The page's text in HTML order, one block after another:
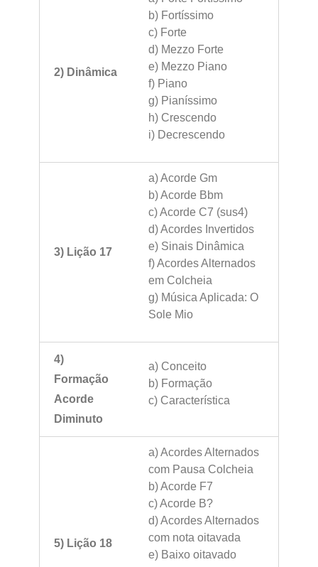
2) Dinâmica
b) Fortíssimo
c) Forte
d) Mezzo Forte
e) Mezzo Piano
f) Piano
g) Pianíssimo
h) Crescendo
i) Decrescendo
3) Lição 17
a) Acorde Gm
b) Acorde Bbm
c) Acorde C7 (sus4)
d) Acordes Invertidos
e) Sinais Dinâmica
f) Acordes Alternados
em Colcheia
g) Música Aplicada: O
Sole Mio
4)
Formação
Acorde
Diminuto
a) Conceito
b) Formação
c) Característica
5) Lição 18
a) Acordes Alternados
com Pausa Colcheia
b) Acorde F7
c) Acorde B?
d) Acordes Alternados
com nota oitavada
e) Baixo oitavado